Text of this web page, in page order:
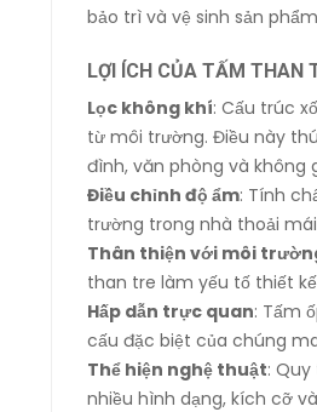
bảo trì và vệ sinh sản
LỢI ÍCH CỦA TẤM THAN
Lọc không khí: Cấu trúc
từ môi trường. Điều này
đình, văn phòng và không
Điều chỉnh độ ẩm: Tính
trường trong nhà thoải
Thân thiện với môi
than tre làm yếu tố thiết
Hấp dẫn trực quan: Tấm
cấu đặc biệt của chúng
Thể hiện nghệ thuật:
nhiều hình dạng, kích cỡ